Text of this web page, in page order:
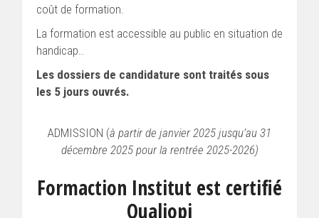
coût de formation.
La formation est accessible au public en situation de
handicap..
Les dossiers de candidature sont traités sous
les 5 jours ouvrés.
ADMISSION (à partir de janvier 2025 jusqu’au 31
décembre 2025 pour la rentrée 2025-2026)
Formaction Institut est certifié
Qualiopi